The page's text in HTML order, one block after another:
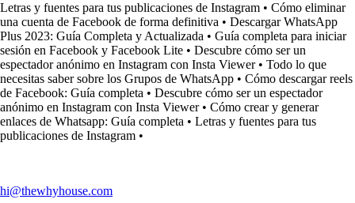
Letras y fuentes para tus publicaciones de Instagram • Cómo eliminar
una cuenta de Facebook de forma definitiva • Descargar WhatsApp
Plus 2023: Guía Completa y Actualizada • Guía completa para iniciar
sesión en Facebook y Facebook Lite • Descubre cómo ser un
espectador anónimo en Instagram con Insta Viewer• Todo lo que
necesitas saber sobre los Grupos de WhatsApp • Cómo descargar reels
de Facebook: Guía completa • Descubre cómo ser un espectador
anónimo en Instagram con Insta Viewer• Cómo crear y generar
enlaces de Whatsapp: Guía completa • Letras y fuentes para tus
publicaciones de Instagram •
hi@thewhyhouse.com